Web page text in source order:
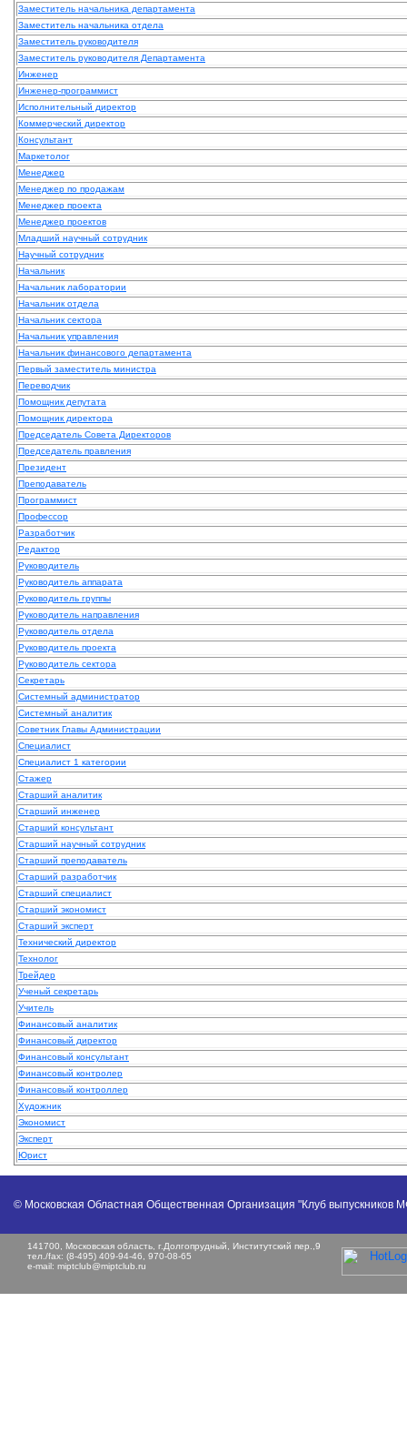
Заместитель начальника департамента
Заместитель начальника отдела
Заместитель руководителя
Заместитель руководителя Департамента
Инженер
Инженер-программист
Исполнительный директор
Коммерческий директор
Консультант
Маркетолог
Менеджер
Менеджер по продажам
Менеджер проекта
Менеджер проектов
Младший научный сотрудник
Научный сотрудник
Начальник
Начальник лаборатории
Начальник отдела
Начальник сектора
Начальник управления
Начальник финансового департамента
Первый заместитель министра
Переводчик
Помощник депутата
Помощник директора
Председатель Совета Директоров
Председатель правления
Президент
Преподаватель
Программист
Профессор
Разработчик
Редактор
Руководитель
Руководитель аппарата
Руководитель группы
Руководитель направления
Руководитель отдела
Руководитель проекта
Руководитель сектора
Секретарь
Системный администратор
Системный аналитик
Советник Главы Администрации
Специалист
Специалист 1 категории
Стажер
Старший аналитик
Старший инженер
Старший консультант
Старший научный сотрудник
Старший преподаватель
Старший разработчик
Старший специалист
Старший экономист
Старший эксперт
Технический директор
Технолог
Трейдер
Ученый секретарь
Учитель
Финансовый аналитик
Финансовый директор
Финансовый консультант
Финансовый контролер
Финансовый контроллер
Художник
Экономист
Эксперт
Юрист
© Московская Областная Общественная Организация "Клуб выпускников
141700, Московская область, г.Долгопрудный, Институтский пер.,9
тел./fax: (8-495) 409-94-46, 970-08-65
e-mail: miptclub@miptclub.ru